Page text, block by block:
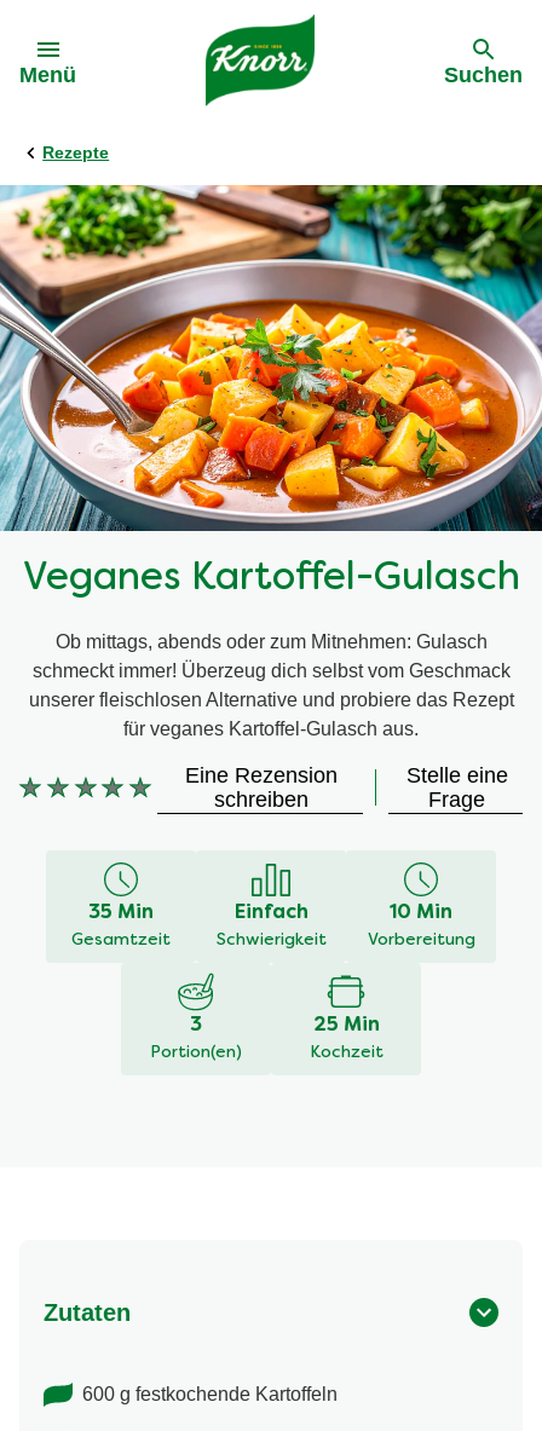
Menü Suchen
Rezepte
Veganes Kartoffel-Gulasch
Ob mittags, abends oder zum Mitnehmen: Gulasch
schmeckt immer! Überzeug dich selbst vom Geschmack
unserer fleischlosen Alternative und probiere das Rezept
für veganes Kartoffel-Gulasch aus.
Keine
abgegeben
Eine Rezension
schreiben
Stelle eine
Frage
35 Min
Gesamtzeit
Einfach
Schwierigkeit
10 Min
Vorbereitung
3
Portion(en)
25 Min
Kochzeit
Zutaten
600 g festkochende Kartoffeln